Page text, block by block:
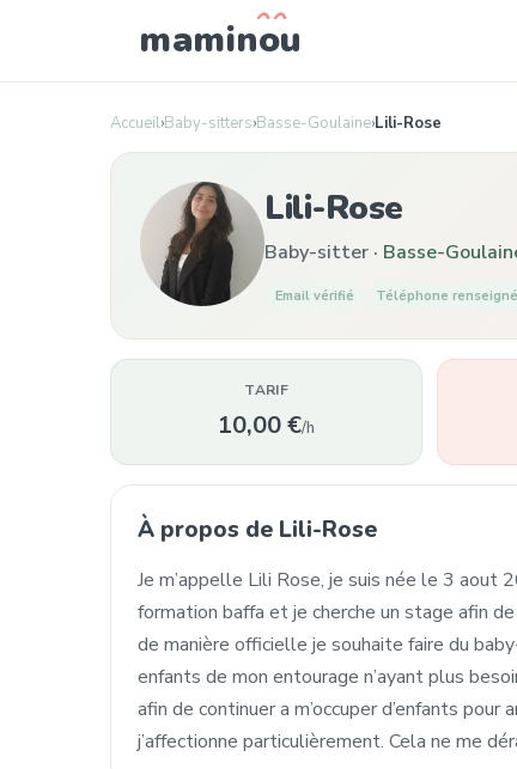
maminou
Accueil›Baby-sitters›Basse-Goulaine›Lili-Rose
Lili-Rose
Baby-sitter · Basse-
Email vérifié Téléphone renseigné
TARIF
10,00 €/h
À propos de Lili-Rose
Je m’appelle Lili Rose, je suis née le 3 aout
formation baffa et je cherche un stage afin
de manière officielle je souhaite faire du
enfants de mon entourage n’ayant plus
afin de continuer a m’occuper d’enfants
j’affectionne particulièrement. Cela ne me